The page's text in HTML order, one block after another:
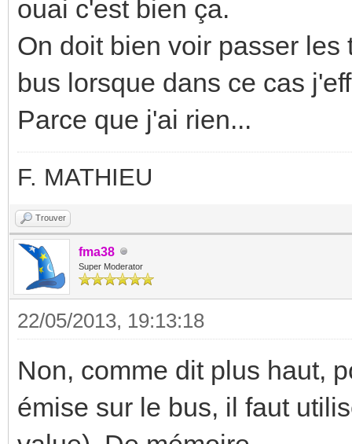
ouai c'est bien ça.
On doit bien voir passer
bus lorsque dans ce cas
Parce que j'ai rien...
F. MATHIEU
Trouver
fma38
Super Moderator
22/05/2013, 19:13:18
Non, comme dit plus haut,
émise sur le bus, il faut